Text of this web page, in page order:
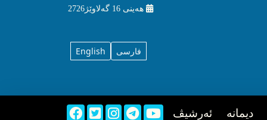
هه‌ینی 16 گه‌لاوێژ2726
English فارسی
دیمانه ئه‌رشیڤ